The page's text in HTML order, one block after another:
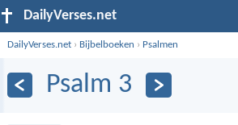
DailyVerses.net
DailyVerses.net › Bijbelboeken › Psalmen
Psalm 3